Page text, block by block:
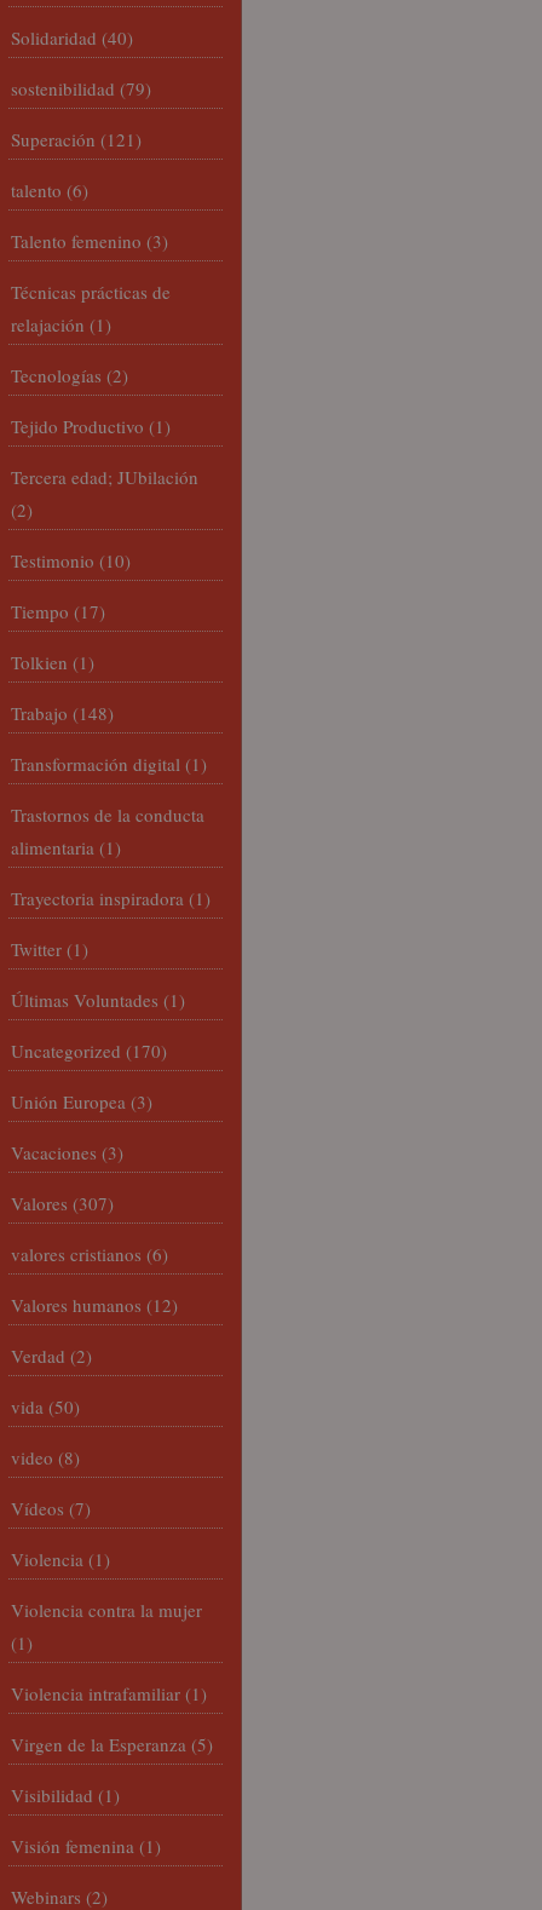
Solidaridad (40)
sostenibilidad (79)
Superación (121)
talento (6)
Talento femenino (3)
Técnicas prácticas de
relajación (1)
Tecnologías (2)
Tejido Productivo (1)
Tercera edad; JUbilación
(2)
Testimonio (10)
Tiempo (17)
Tolkien (1)
Trabajo (148)
Transformación digital (1)
Trastornos de la conducta
alimentaria (1)
Trayectoria inspiradora (1)
Twitter (1)
Últimas Voluntades (1)
Uncategorized (170)
Unión Europea (3)
Vacaciones (3)
Valores (307)
valores cristianos (6)
Valores humanos (12)
Verdad (2)
vida (50)
video (8)
Vídeos (7)
Violencia (1)
Violencia contra la mujer
(1)
Violencia intrafamiliar (1)
Virgen de la Esperanza (5)
Visibilidad (1)
Visión femenina (1)
Webinars (2)